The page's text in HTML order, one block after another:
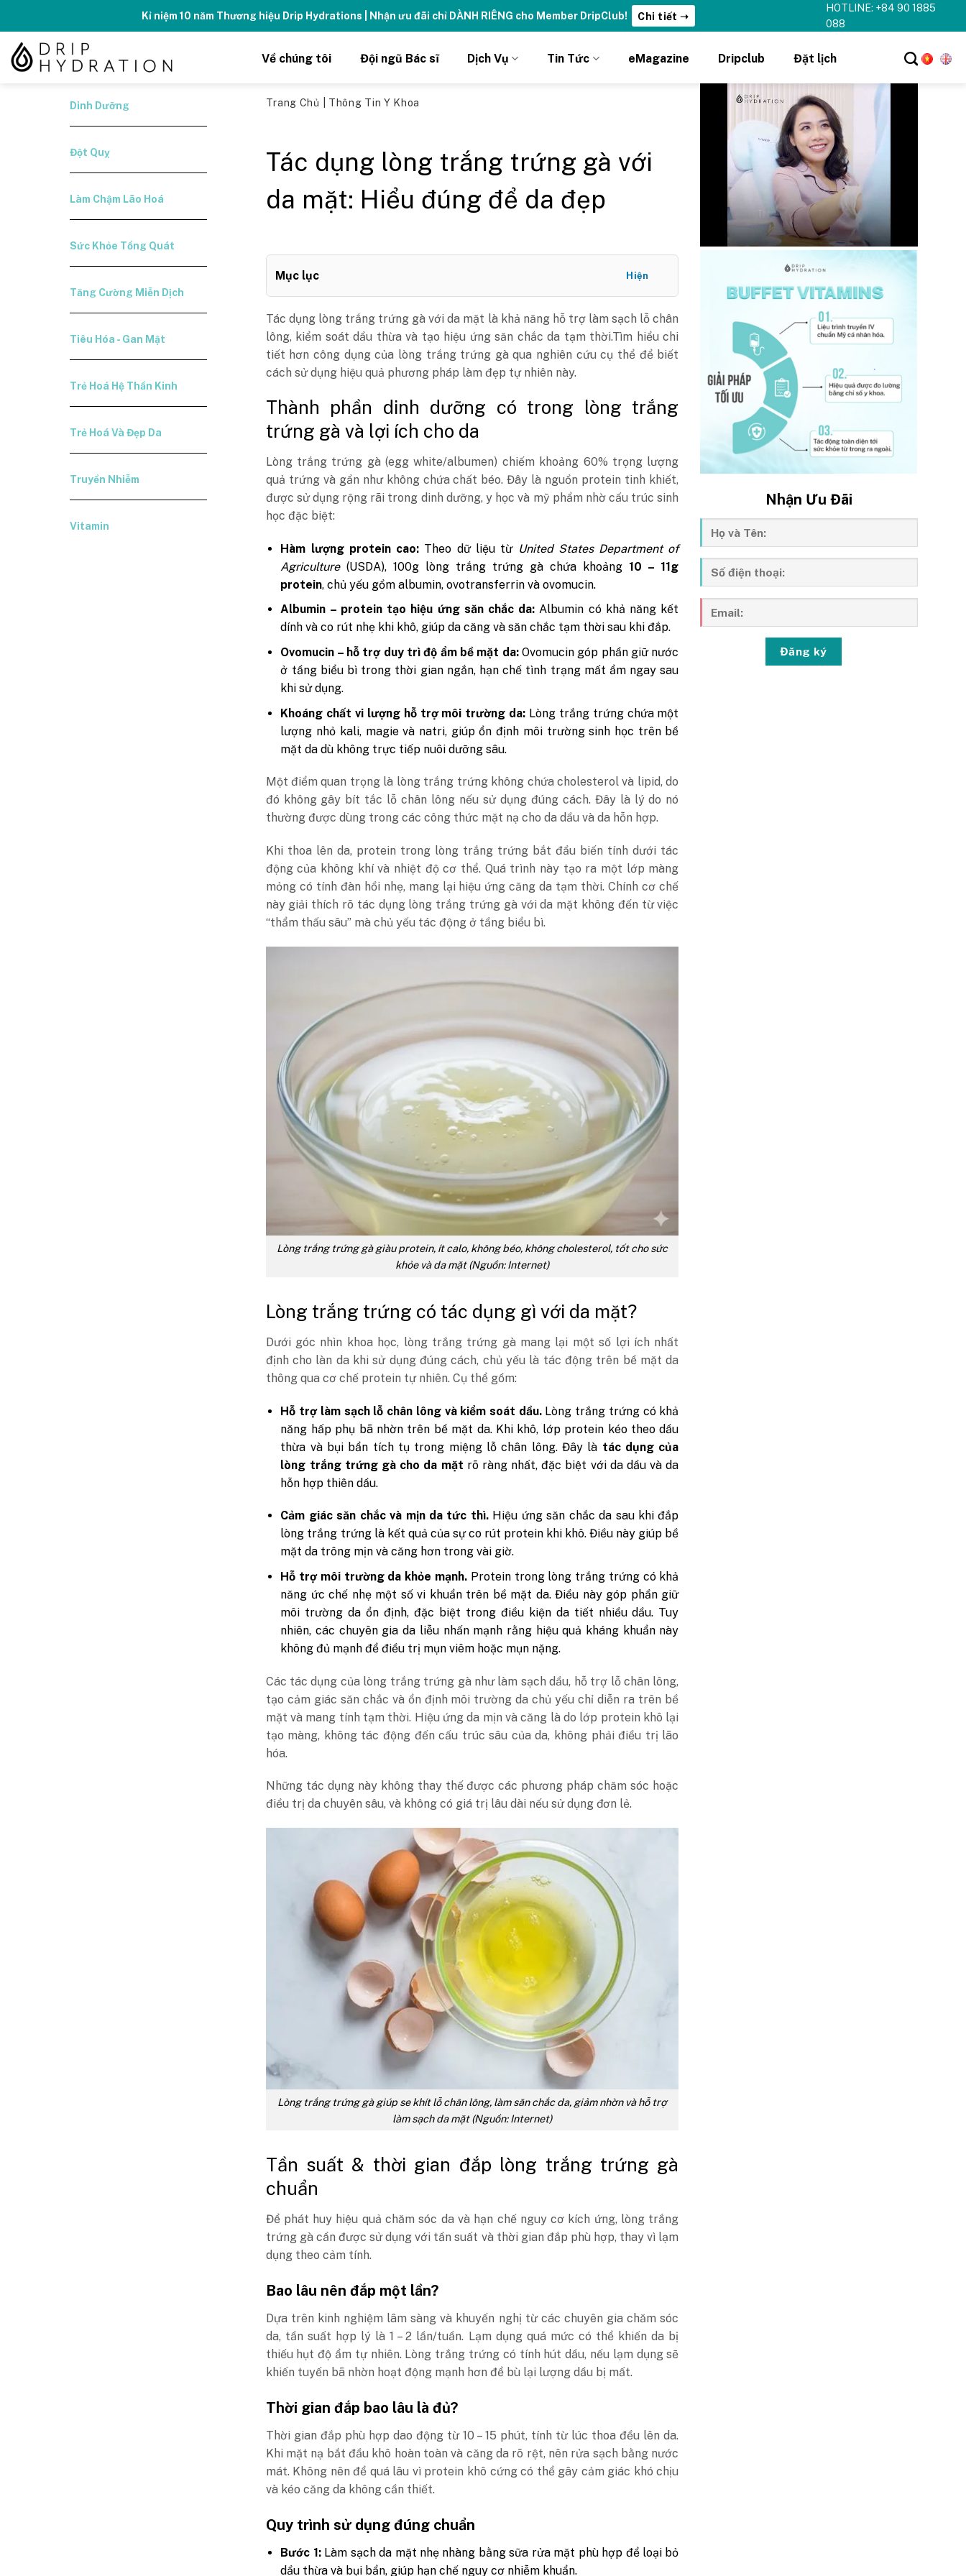
content
Kỉ niệm 10 năm Thương hiệu Drip Hydrations | Nhận ưu đãi chỉ DÀNH RIÊNG cho Member DripClub! Chi tiết ➝
HOTLINE: +84 90 1885
088
Về chúng tôi Đội ngũ Bác sĩ Dịch Vụ Tin Tức eMagazine Dripclub Đặt lịch
Dinh Dưỡng
Đột Quỵ
Làm Chậm Lão Hoá
Sức Khỏe Tổng Quát
Tăng Cường Miễn Dịch
Tiêu Hóa - Gan Mật
Trẻ Hoá Hệ Thần Kinh
Trẻ Hoá Và Đẹp Da
Truyền Nhiễm
Vitamin
Trang Chủ Thông Tin Y Khoa
Tác dụng lòng trắng trứng gà với
da mặt: Hiểu đúng để da đẹp
Mục lục Hiện
Tác dụng lòng trắng trứng gà với da mặt là khả năng hỗ trợ làm sạch lỗ chân
lông, kiểm soát dầu thừa và tạo hiệu ứng săn chắc da tạm thời.Tìm hiểu chi
tiết hơn công dụng của lòng trắng trứng gà qua nghiên cứu cụ thể để biết
cách sử dụng hiệu quả phương pháp làm đẹp tự nhiên này.
Thành phần dinh dưỡng có trong lòng trắng
trứng gà và lợi ích cho da
Lòng trắng trứng gà (egg white/albumen) chiếm khoảng 60% trọng lượng
quả trứng và gần như không chứa chất béo. Đây là nguồn protein tinh khiết,
được sử dụng rộng rãi trong dinh dưỡng, y học và mỹ phẩm nhờ cấu trúc sinh
học đặc biệt:
Hàm lượng protein cao: Theo dữ liệu từ United States Department of
Agriculture (USDA), 100g lòng trắng trứng gà chứa khoảng 10 – 11g
protein, chủ yếu gồm albumin, ovotransferrin và ovomucin.
Albumin – protein tạo hiệu ứng săn chắc da: Albumin có khả năng kết
dính và co rút nhẹ khi khô, giúp da căng và săn chắc tạm thời sau khi đắp.
Ovomucin – hỗ trợ duy trì độ ẩm bề mặt da:Ovomucin góp phần giữ nước
ở tầng biểu bì trong thời gian ngắn, hạn chế tình trạng mất ẩm ngay sau
khi sử dụng.
Khoáng chất vi lượng hỗ trợ môi trường da: Lòng trắng trứng chứa một
lượng nhỏ kali, magie và natri, giúp ổn định môi trường sinh học trên bề
mặt da dù không trực tiếp nuôi dưỡng sâu.
Một điểm quan trọng là lòng trắng trứng không chứa cholesterol và lipid, do
đó không gây bít tắc lỗ chân lông nếu sử dụng đúng cách. Đây là lý do nó
thường được dùng trong các công thức mặt nạ cho da dầu và da hỗn hợp.
Khi thoa lên da, protein trong lòng trắng trứng bắt đầu biến tính dưới tác
động của không khí và nhiệt độ cơ thể. Quá trình này tạo ra một lớp màng
mỏng có tính đàn hồi nhẹ, mang lại hiệu ứng căng da tạm thời.Chính cơ chế
này giải thích rõ tác dụng lòng trắng trứng gà với da mặt không đến từ việc
“thẩm thấu sâu” mà chủ yếu tác động ở tầng biểu bì.
Lòng trắng trứng gà giàu protein, ít calo, không béo, không cholesterol, tốt cho sức
khỏe và da mặt (Nguồn: Internet)
Lòng trắng trứng có tác dụng gì với da mặt?
Dưới góc nhìn khoa học, lòng trắng trứng gà mang lại một số lợi ích nhất
định cho làn da khi sử dụng đúng cách, chủ yếu là tác động trên bề mặt da
thông qua cơ chế protein tự nhiên. Cụ thể gồm:
Hỗ trợ làm sạch lỗ chân lông và kiểm soát dầu. Lòng trắng trứng có khả
năng hấp phụ bã nhờn trên bề mặt da. Khi khô, lớp protein kéo theo dầu
thừa và bụi bẩn tích tụ trong miệng lỗ chân lông. Đây là tác dụng của
lòng trắng trứng gà cho da mặt rõ ràng nhất, đặc biệt với da dầu và da
hỗn hợp thiên dầu.
Cảm giác săn chắc và mịn da tức thì. Hiệu ứng săn chắc da sau khi đắp
lòng trắng trứng là kết quả của sự co rút protein khi khô. Điều này giúp bề
mặt da trông mịn và căng hơn trong vài giờ.
Hỗ trợ môi trường da khỏe mạnh. Protein trong lòng trắng trứng có khả
năng ức chế nhẹ một số vi khuẩn trên bề mặt da. Điều này góp phần giữ
môi trường da ổn định, đặc biệt trong điều kiện da tiết nhiều dầu. Tuy
nhiên, các chuyên gia da liễu nhấn mạnh rằng hiệu quả kháng khuẩn này
không đủ mạnh để điều trị mụn viêm hoặc mụn nặng.
Các tác dụng của lòng trắng trứng gà như làm sạch dầu, hỗ trợ lỗ chân lông,
tạo cảm giác săn chắc và ổn định môi trường da chủ yếu chỉ diễn ra trên bề
mặt và mang tính tạm thời. Hiệu ứng da mịn và căng là do lớp protein khô lại
tạo màng, không tác động đến cấu trúc sâu của da, không phải điều trị lão
hóa.
Những tác dụng này không thay thế được các phương pháp chăm sóc hoặc
điều trị da chuyên sâu, và không có giá trị lâu dài nếu sử dụng đơn lẻ.
Lòng trắng trứng gà giúp se khít lỗ chân lông, làm săn chắc da, giảm nhờn và hỗ trợ
làm sạch da mặt (Nguồn: Internet)
Tần suất & thời gian đắp lòng trắng trứng gà
chuẩn
Để phát huy hiệu quả chăm sóc da và hạn chế nguy cơ kích ứng, lòng trắng
trứng gà cần được sử dụng với tần suất và thời gian đắp phù hợp, thay vì lạm
dụng theo cảm tính.
Bao lâu nên đắp một lần?
Dựa trên kinh nghiệm lâm sàng và khuyến nghị từ các chuyên gia chăm sóc
da, tần suất hợp lý là 1 – 2 lần/tuần. Lạm dụng quá mức có thể khiến da bị
thiếu hụt độ ẩm tự nhiên. Lòng trắng trứng có tính hút dầu, nếu lạm dụng sẽ
khiến tuyến bã nhờn hoạt động mạnh hơn để bù lại lượng dầu bị mất.
Thời gian đắp bao lâu là đủ?
Thời gian đắp phù hợp dao động từ 10 – 15 phút, tính từ lúc thoa đều lên da.
Khi mặt nạ bắt đầu khô hoàn toàn và căng da rõ rệt, nên rửa sạch bằng nước
mát. Không nên để quá lâu vì protein khô cứng có thể gây cảm giác khó chịu
và kéo căng da không cần thiết.
Quy trình sử dụng đúng chuẩn
Bước 1:Làm sạch da mặt nhẹ nhàng bằng sữa rửa mặt phù hợp để loại bỏ
dầu thừa và bụi bẩn, giúp hạn chế nguy cơ nhiễm khuẩn.
Nhận Ưu Đãi
Đăng ký